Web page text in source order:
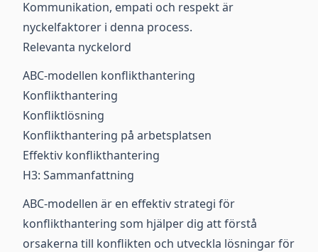
Kommunikation, empati och respekt är
nyckelfaktorer i denna process.
Relevanta nyckelord
ABC-modellen konflikthantering
Konflikthantering
Konfliktlösning
Konflikthantering på arbetsplatsen
Effektiv konflikthantering
H3: Sammanfattning
ABC-modellen är en effektiv strategi för
konflikthantering som hjälper dig att förstå
orsakerna till konflikten och utveckla lösningar för